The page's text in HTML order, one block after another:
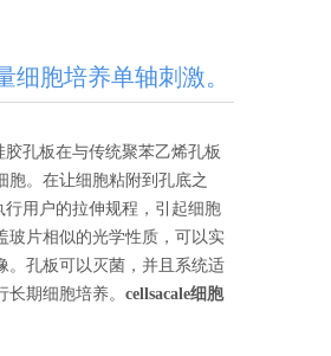
细胞培养单轴刺激。
孔板在与传统聚苯乙烯孔板
胞。在让细胞粘附到孔底之
行用户的拉伸规程，引起细胞
玻片相似的光学性质，可以实
。孔板可以灭菌，并且系统适
长期细胞培养。cellsacale细胞